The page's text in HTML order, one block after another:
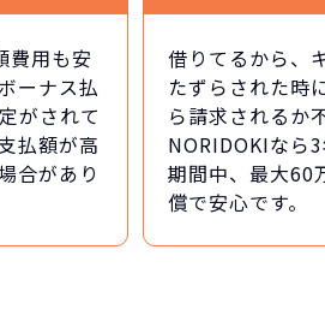
費用も安
ーナス払
がされて
払額が高
合があり
借りてるから、
たずらされた時
ら請求されるか
NORIDOKIなら
期間中、最大60
償で安心です。